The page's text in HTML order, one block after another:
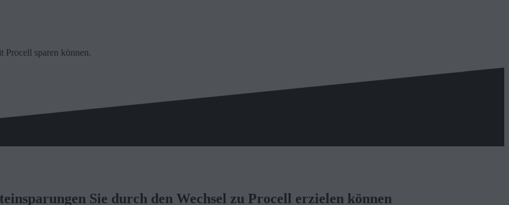
Procell sparen können.
Sie durch den Wechsel zu Procell erzielen können